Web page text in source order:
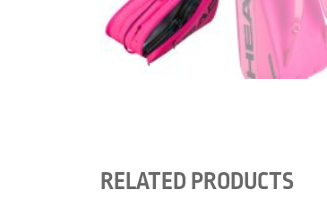
RELATED PRODUCTS